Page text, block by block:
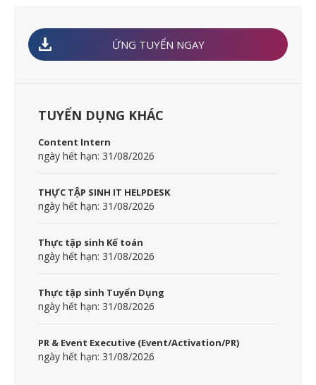
ỨNG TUYỂN NGAY
TUYỂN DỤNG KHÁC
Content Intern
ngày hết hạn: 31/08/2026
THỰC TẬP SINH IT HELPDESK
ngày hết hạn: 31/08/2026
Thực tập sinh Kế toán
ngày hết hạn: 31/08/2026
Thực tập sinh Tuyển Dụng
ngày hết hạn: 31/08/2026
PR & Event Executive (Event/Activation/PR)
ngày hết hạn: 31/08/2026